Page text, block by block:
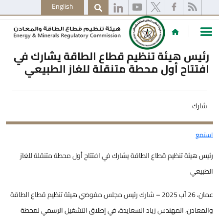
English
رئيس هيئة تنظيم قطاع الطاقة يشارك في
افتتاح أول محطة متنقلة للغاز الطبيعي
شارك
استمع
رئيس هيئة تنظيم قطاع الطاقة يشارك في افتتاح أول محطة متنقلة للغاز
الطبيعي
عمان، 26 آب 2025 – شارك رئيس مجلس مفوضي هيئة تنظيم قطاع الطاقة
والمعادن، المهندس زياد السعايدة، في إطلاق التشغيل الرسمي لمحطة